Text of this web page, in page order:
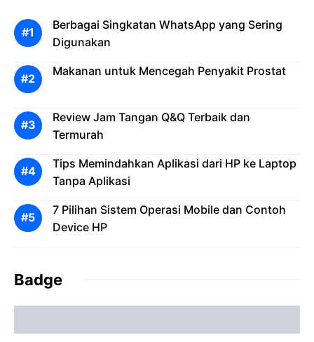
Berbagai Singkatan WhatsApp yang Sering
Digunakan
Makanan untuk Mencegah Penyakit Prostat
Review Jam Tangan Q&Q Terbaik dan
Termurah
Tips Memindahkan Aplikasi dari HP ke Laptop
Tanpa Aplikasi
7 Pilihan Sistem Operasi Mobile dan Contoh
Device HP
Badge